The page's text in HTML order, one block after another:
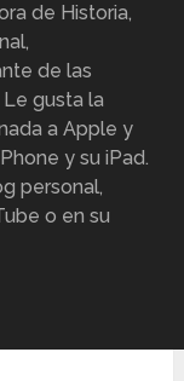
de Historia,
de las
gusta la
a Apple y
y su iPad.
personal,
o en su